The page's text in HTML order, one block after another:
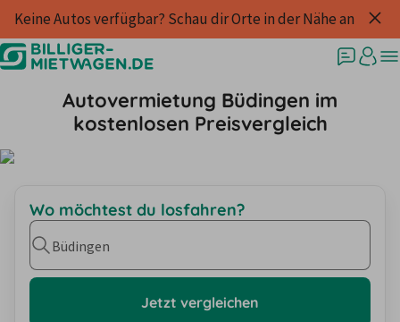
Keine Autos verfügbar? Schau dir Orte in der Nähe an
Autovermietung Büdingen im
kostenlosen Preisvergleich
Wo möchtest du losfahren?
Büdingen
Jetzt vergleichen